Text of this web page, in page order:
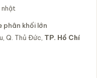
nhật
phân khối lớn
Q. Thủ Đức, TP. Hồ Chí